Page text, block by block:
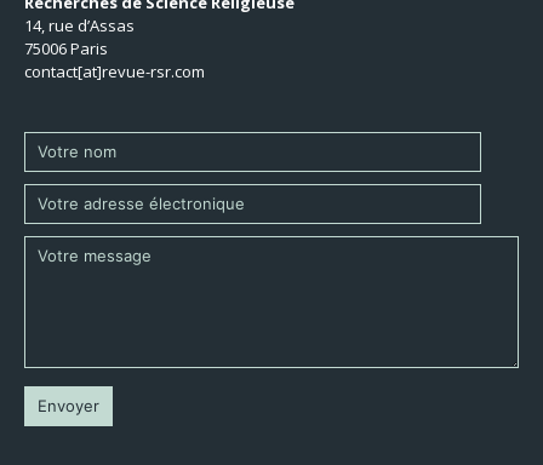
14, rue d’Assas
75006 Paris
contact[at]revue-rsr.com